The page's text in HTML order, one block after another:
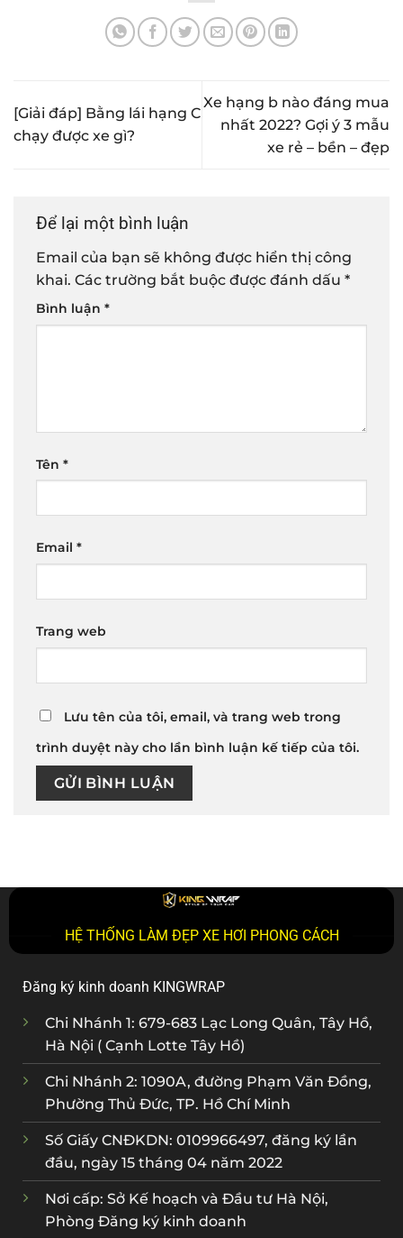
[Giải đáp] Bằng lái hạng C
chạy được xe gì?
Xe hạng b nào đáng mua
nhất 2022? Gợi ý 3 mẫu
xe rẻ – bền – đẹp
Để lại một bình luận
Email của bạn sẽ không được hiển thị công
khai. Các trường bắt buộc được đánh dấu *
Bình luận *
Tên *
Email *
Trang web
Lưu tên của tôi, email, và trang web trong
trình duyệt này cho lần bình luận kế tiếp của tôi.
HỆ THỐNG LÀM ĐẸP XE HƠI PHONG CÁCH
Đăng ký kinh doanh KINGWRAP
Chi Nhánh 1: 679-683 Lạc Long Quân, Tây Hồ,
Hà Nội ( Cạnh Lotte Tây Hồ)
Chi Nhánh 2: 1090A, đường Phạm Văn Đồng,
Phường Thủ Đức, TP. Hồ Chí Minh
Số Giấy CNĐKDN: 0109966497, đăng ký lần
đầu, ngày 15 tháng 04 năm 2022
Nơi cấp: Sở Kế hoạch và Đầu tư Hà Nội,
Phòng Đăng ký kinh doanh